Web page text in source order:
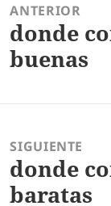
ANTERIOR
Entrada
anterior:
donde
buenas
SIGUIENTE
Entrada
siguiente:
donde
baratas